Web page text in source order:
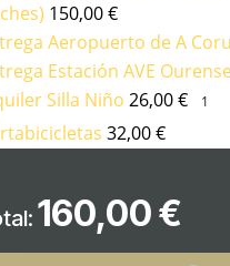
150,00€
Aeropuerto de A
Estación AVE
Silla Niño 26,00€
32,00€
160,00€